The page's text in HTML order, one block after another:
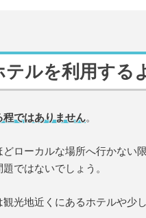
ルを利用する
ではありません。
ローカルな場所へ行かない限
ではないでしょう。
光地近くにあるホテルや少